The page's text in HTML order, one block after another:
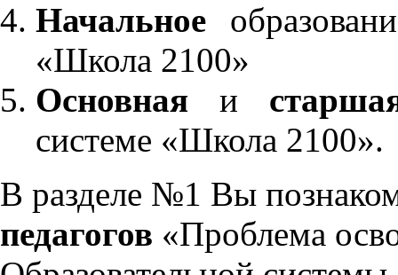
Начальное
«Школа 2100»
Основнаяи
системе «Школа 2100».
В разделе №1 Вы
педагогов «Проблема